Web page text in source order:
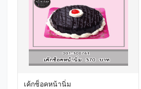
เค้กช็อคหน้านิ่ม